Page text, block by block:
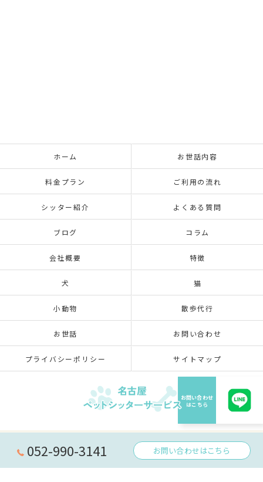
052-990-3141 お問い合わせはこちら
ホーム お世話内容
料金プラン ご利用の流れ
シッター紹介 よくある質問
ブログ コラム
会社概要 特徴
犬 猫
小動物 散歩代行
お世話 お問い合わせ
プライバシーポリシー サイトマップ
© 2026 愛知県名古屋のペットシッターなら名古屋ペットシッターサービス ALL RIGHTS
RESERVED.